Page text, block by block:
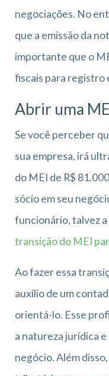
negociações. No
que a emissão da
importante que o
fiscais para registro
Abrir uma
Se você perceber
sua empresa, irá
do MEI de R$
sócio em seu
funcionário, talvez a
transição do MEI
Ao fazer essa
auxílio de um
orientá-lo. Esse
a natureza jurídica
negócio. Além